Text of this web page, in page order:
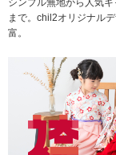
シンプル無地から人気キ
まで。chil2オリジナル
富。